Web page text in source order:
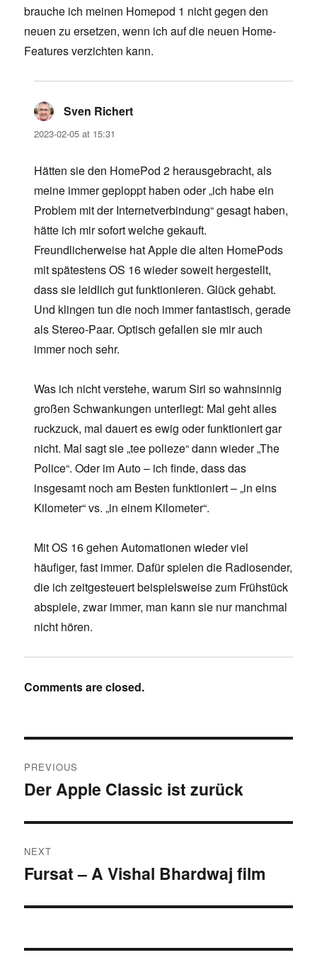
brauche ich meinen Homepod 1 nicht gegen den
neuen zu ersetzen, wenn ich auf die neuen Home-
Features verzichten kann.
Sven Richert
2023-02-05 at 15:31
Hätten sie den HomePod 2 herausgebracht, als
meine immer geploppt haben oder „ich habe ein
Problem mit der Internetverbindung“ gesagt haben,
hätte ich mir sofort welche gekauft.
Freundlicherweise hat Apple die alten HomePods
mit spätestens OS 16 wieder soweit hergestellt,
dass sie leidlich gut funktionieren. Glück gehabt.
Und klingen tun die noch immer fantastisch, gerade
als Stereo-Paar. Optisch gefallen sie mir auch
immer noch sehr.
Was ich nicht verstehe, warum Siri so wahnsinnig
großen Schwankungen unterliegt: Mal geht alles
ruckzuck, mal dauert es ewig oder funktioniert gar
nicht. Mal sagt sie „tee polieze“ dann wieder „The
Police“. Oder im Auto – ich finde, dass das
insgesamt noch am Besten funktioniert – „in eins
Kilometer“ vs. „in einem Kilometer“.
Mit OS 16 gehen Automationen wieder viel
häufiger, fast immer. Dafür spielen die Radiosender,
die ich zeitgesteuert beispielsweise zum Frühstück
abspiele, zwar immer, man kann sie nur manchmal
nicht hören.
Comments are closed.
navigation
PREVIOUS
Previous
Der Apple Classic ist zurück
NEXT
Next
Fursat – A Vishal Bhardwaj film